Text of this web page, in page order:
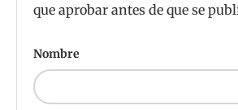
que aprobar antes de que se
Nombre